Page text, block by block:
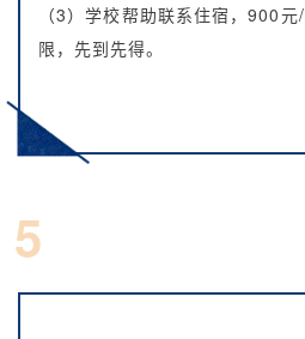
（3）学校帮助联系住宿，900
限，先到先得。
5